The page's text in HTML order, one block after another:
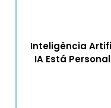
Inteligência
IA Está